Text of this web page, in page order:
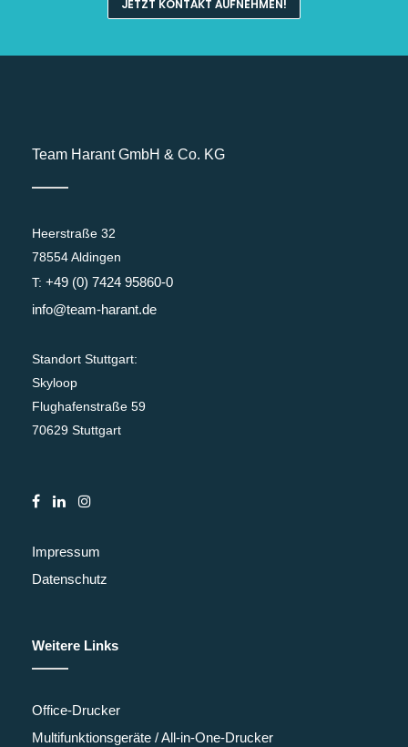
JETZT KONTAKT AUFNEHMEN!
Team Harant GmbH & Co. KG
Heerstraße 32
78554 Aldingen
T: +49 (0) 7424 95860-0
info@team-harant.de
Standort Stuttgart:
Skyloop
Flughafenstraße 59
70629 Stuttgart
Impressum
Datenschutz
Weitere Links
Office-Drucker
Multifunktionsgeräte / All-in-One-Drucker